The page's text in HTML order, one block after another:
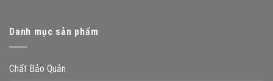
Danh mục sản phẩm
Chất Bảo Quản